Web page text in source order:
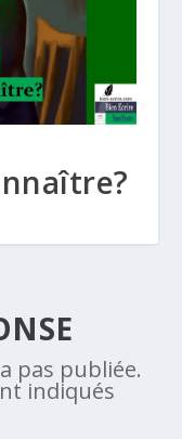
pas publiée.
indiqués